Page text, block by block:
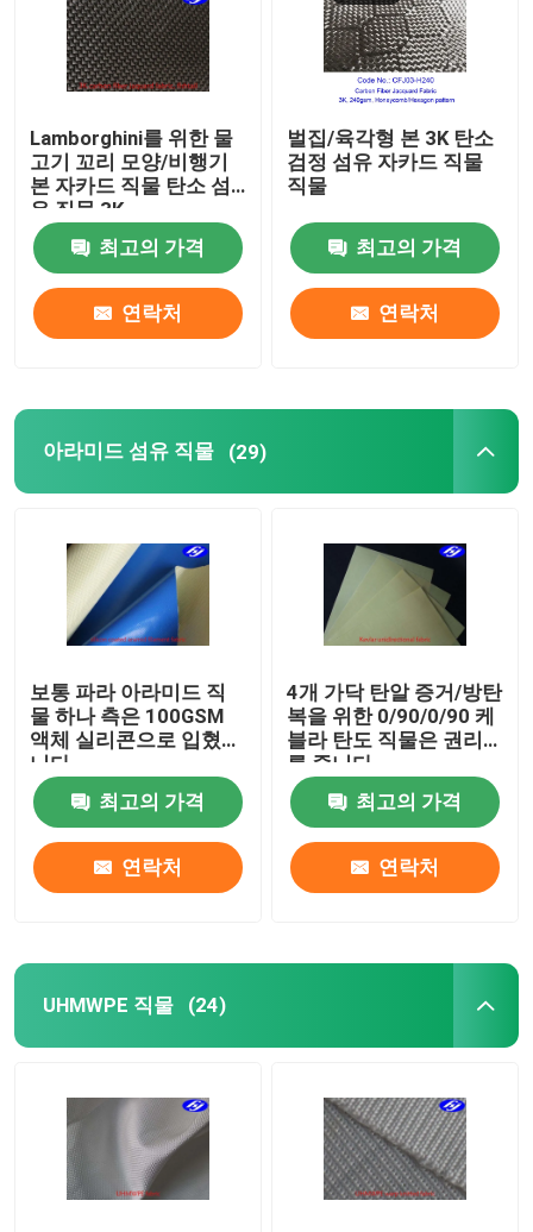
Lamborghini를 위한 물
고기 꼬리 모양/비행기
본 자카드 직물 탄소 섬
유 직물 3K
최고의 가격
연락처
벌집/육각형 본 3K 탄소
검정 섬유 자카드 직물
직물
최고의 가격
연락처
아라미드 섬유 직물 (29)
보통 파라 아라미드 직
물 하나 측은 100GSM
액체 실리콘으로 입혔습
니다
최고의 가격
연락처
4개 가닥 탄알 증거/방탄
복을 위한 0/90/0/90 케
블라 탄도 직물은 권리
를 줍니다
최고의 가격
연락처
UHMWPE 직물 (24)